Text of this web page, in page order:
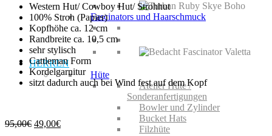
Fascinators und Haarschmuck
HERREN
Hüte
Atelier Hüte /
Sonderanfertigungen
Bowler und Zylinder
Bucket Hats
Filzhüte
Western Hut/ Cowboy Hut/ Strohhut
100% Stroh (Papier)
Kopfhöhe ca. 12 cm
Randbreite ca. 10,5 cm
sehr stylisch
Cattleman Form
Kordelgarnitur
sitzt dadurch auch bei Wind fest auf dem Kopf
95,00€ Ursprünglicher
49,00€Aktueller